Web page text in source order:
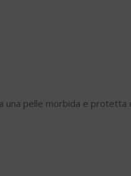
una pelle morbida e protetta